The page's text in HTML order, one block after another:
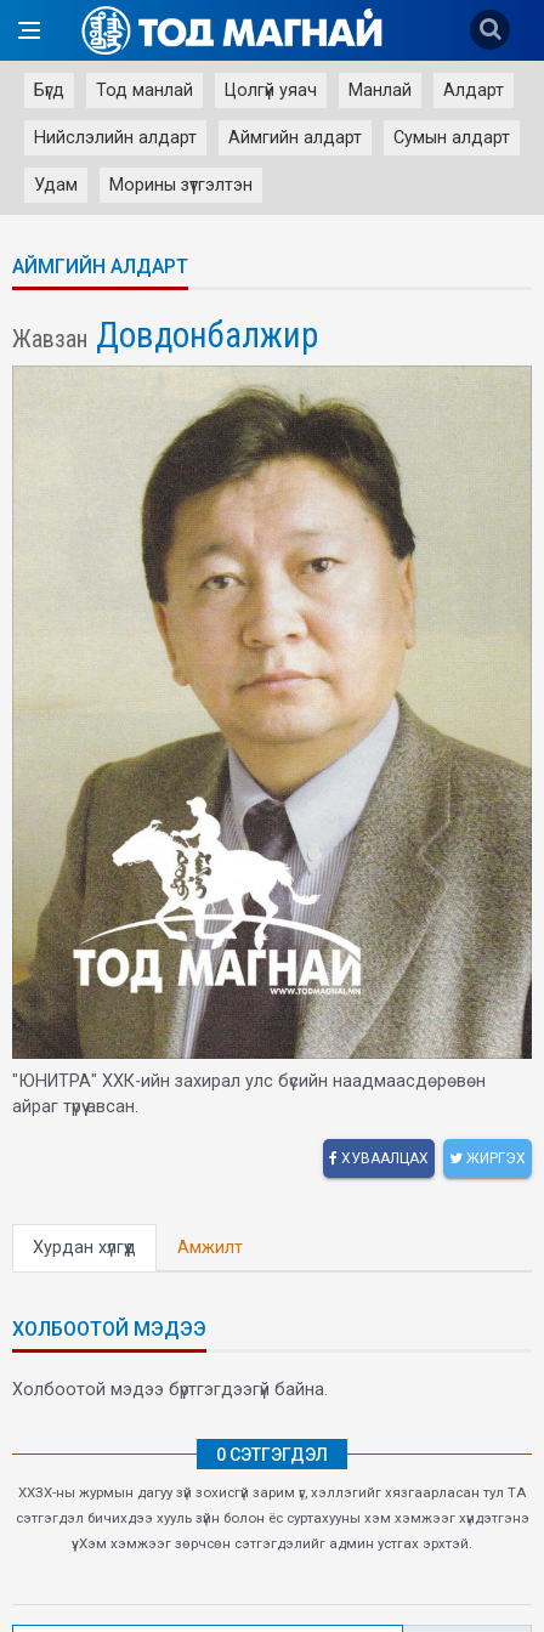
Бүгд Тод манлай Цолгүй уяач Манлай Алдарт
Нийслэлийн алдарт Аймгийн алдарт Сумын алдарт
Удам Морины зүтгэлтэн
АЙМГИЙН АЛДАРТ
Жавзан Довдонбалжир
"ЮНИТРА" ХХК-ийн захирал улс бүсийн наадмаасдөрөвөн
айраг түрүү авсан.
ХУВААЛЦАХ ЖИРГЭХ
Хурдан хүлгүүд Амжилт
ХОЛБООТОЙ МЭДЭЭ
Холбоотой мэдээ бүртгэгдээгүй байна.
0 СЭТГЭГДЭЛ
ХХЗХ-ны журмын дагуу зүй зохисгүй зарим үг, хэллэгийг хязгаарласан тул ТА
сэтгэгдэл бичихдээ хууль зүйн болон ёс суртахууны хэм хэмжээг хүндэтгэнэ
үү. Хэм хэмжээг зөрчсөн сэтгэгдэлийг админ устгах эрхтэй.